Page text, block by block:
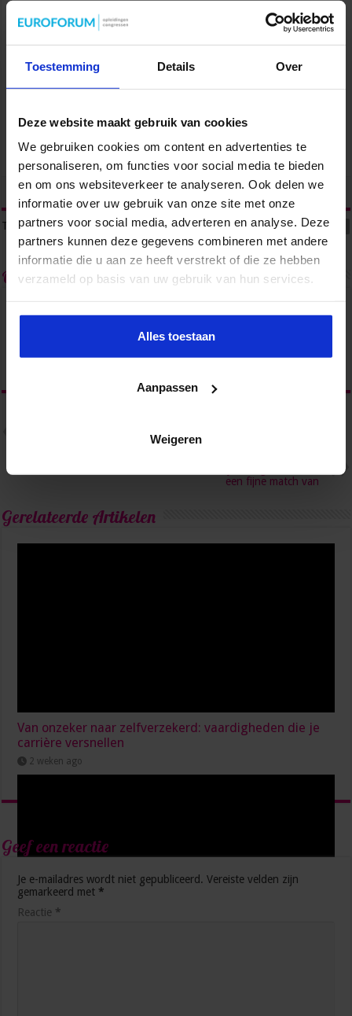
Toestemming Details Over
Deze website maakt gebruik van cookies
We gebruiken cookies om content en advertenties te
personaliseren, om functies voor social media te bieden
en om ons websiteverkeer te analyseren. Ook delen we
informatie over uw gebruik van onze site met onze
partners voor social media, adverteren en analyse. Deze
partners kunnen deze gegevens combineren met andere
informatie die u aan ze heeft verstrekt of die ze hebben
verzameld op basis van uw gebruik van hun services.
Alles toestaan
Aanpassen
Weigeren
maten: bedrijfsjubilea, openingen, interne communicatie en
personeelsfeesten, relatieversterkende
bijeenkomsten, presentaties van producten, congressen en
Lees meer over de cursus Event Management
tweet
Tags EVENEMENTEN ORGANISEREN EVENT MANAGEMENT ORGANISEREN
Over admin
Notuleren zonder stress? Het
toverwoord: voorbereiding
een fijne match van
Gerelateerde Artikelen
Van onzeker naar zelfverzekerd: vaardigheden die je
carrière versnellen
2 weken ago
Geef een reactie
Je e-mailadres wordt niet gepubliceerd. Vereiste velden zijn
gemarkeerd met *
Reactie *